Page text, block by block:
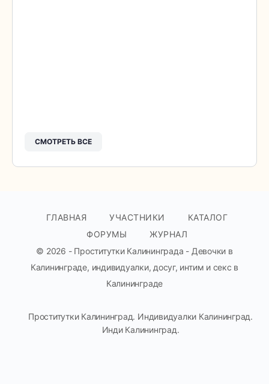
СМОТРЕТЬ ВСЕ
ГЛАВНАЯ УЧАСТНИКИ
КАТАЛОГ
ФОРУМЫ
ЖУРНАЛ
© 2026 - Проститутки Калининграда - Девочки в
Калининграде, индивидуалки, досуг, интим и секс в
Калининграде
Проститутки Калининград. Индивидуалки Калининград.
Инди Калининград.